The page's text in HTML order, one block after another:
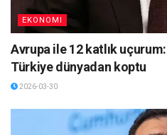
EKONOMI
Avrupa ile 12 katlık
Türkiye dünyadan koptu
2026-03-30